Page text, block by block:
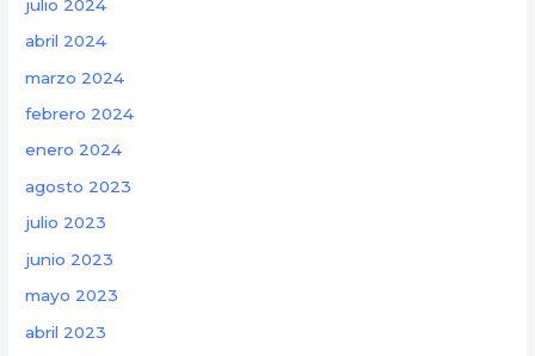
julio 2024
abril 2024
marzo 2024
febrero 2024
enero 2024
agosto 2023
julio 2023
junio 2023
mayo 2023
abril 2023